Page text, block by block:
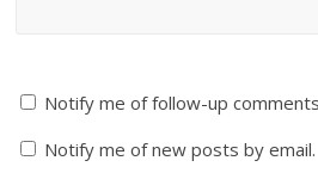
Notify me of follow-up
Notify me of new posts by email.